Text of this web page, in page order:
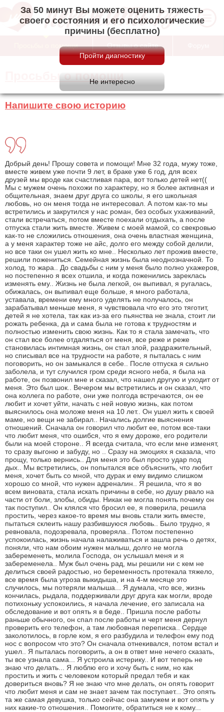
За 50 минут Вы можете оценить тяжесть
своего состояния и его психологические
причины (бесплатно)
Просьбы о помощи Отзывы о сайте
Просьбы о помощи
Напишите свою историю
Добрый день! Прошу совета и помощи! Мне 32 года, мужу тоже,
вместе живем уже почти 9 лет, в браке уже 6 год, для всех
друзей мы вроде как счастливая пара, вот только детей нет((
Мы с мужем очень похожи по характеру, но я более активная и
общительная, знаем друг друга со школы, я его школьная
любовь, но он меня тогда не интересовал. А потом как-то мы
встретились и закрутился у нас роман, без особых ухаживаний,
стали встречаться, потом вместе поехали отдыхать, а после
отпуска стали жить вместе. Живем с моей мамой, со свекровью
как-то не сложились отношения, она очень властная женщина,
а у меня характер тоже не айс, долго его между собой делили,
но все таки он ушел жить ко мне.. Несколько лет прожив вместе,
решили пожениться. Семейная жизнь была неоднозначной. То
холод, то жара.. До свадьбы с ним у меня было полно ухажеров,
но постепенно я всех отшила, и когда поженились зареклась
изменять ему.. Жизнь не была легкой, он выпивал, я ругалась,
обижалась, он выпивал еще больше, я много работала,
уставала, времени ему много уделять не получалось, он
зарабатывал меньше меня, я чувствовала что его это тяготит,
детей я не хотела, так как из-за его пьянства не знала, стоит ли
рожать ребенка, да и сама была не готова к трудностям и
полностью изменить свою жизнь. Как то я стала замечать, что
он стал все более отдаляться от меня, все реже и реже
становилась интимная жизнь, он стал злой, раздражительный,
но списывал все на трудности на работе, я пыталась с ним
поговорить, но он замыкался в себе.. После отпуска я сильно
заболела, и тут случился гром среди ясного неба, я была на
работе, он позвонил мне и сказал, что нашел другую и уходит от
меня. Это был шок.. Вечером мы встретились и он сказал, что
она коллега по работе, они уже полгода встречаются, он ее
любит и хочет уйти, начать с ней новую жизнь, как потом
выяснилось она моложе меня на 10 лет.. Он ушел жить к своей
маме, но вещи не забирал.. Начались долгие выяснения
отношений. Сначала он говорил что любит ее, потом все-таки
что любит меня, что ошибся, что я ему дороже, его родители
были на моей стороне.. Я всегда считала, что если мне изменят,
то сразу выгоню и забуду, но .. Сразу на эмоциях я сказала, что
прощу, только вернись.. Для меня это был просто удар под
дых.. Мы встретились, он попытался все объяснить, что любит
меня, хочет быть со мной, что дурак и ему видимо слишком
хорошо со мной, что нужен адреналин.. Я решила, что я во
всем виновата, стала искать причины в себе, но душу рвало на
части от боли, злобы, обиды. Никак не могла понять почему он
так поступил.. Он клялся что бросил ее, я поверила, решила
простить, через какое-то время мы вновь стали жить вместе,
пытаться склеить нашу разбившуюся любовь.. Было трудно, я
ревновала, подозревала, проверяла.. Потом постепенно
успокоилась, жизнь начала налаживаться и зашла речь о детях,
поняли, что нам обоим нужен малыш, долго не могла
забеременеть, молила Господа, он услышал меня и я
забеременела.. Муж был очень рад, мы решили ни с кем не
делиться своей радостью, но беременность протекала тяжело,
все время была угроза выкидыша, и на 4-м месяце это
случилось, мы потеряли малыша... Я думала, что все, жизнь
кончилась, рыдала, поддерживали друг друга как могли, вроде
потихоньку успокоились, я начала лечение, его записала на
обследование и вот опять я в беде.. Пришла после работы
раньше обычного, он спал после работы и черт меня дернул
проверить его телефон, а там любовная переписка.. Сердце
заколотилось, в горле ком, я его разбудила и телефон ему под
нос с вопросом что это? Он сначала отнекивался, потом встал и
ушел.. Я пыталась поговорить, а он в ответ мне нечего сказать,
ты все узнала сама... Я устроила истерику.. И вот теперь не
знаю что делать... Я люблю его и хочу быть с ним, но как
простить и жить с человеком который предал тебя и как
довериться вновь? Я не знаю что мне делать, он опять говорит
что любит меня и сам не знает зачем так поступает... Это опять
та же самая девушка, только сейчас она замужем и вот опять у
них какие-то отношения.. Помогите, обратиться не к кому...